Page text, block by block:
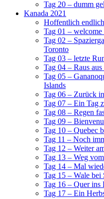
Tag 20 – dumm
Kanada 2021
Hoffentlich
Tag 01 –
Tag 02 –
Toronto
Tag 03 – letzte
Tag 04 – Raus
Tag 05 –
Islands
Tag 06 – Zurück
Tag 07 – Ein Tag
Tag 08 – Regen
Tag 09 –
Tag 10 – Quebec
Tag 11 – Noch
Tag 12 – Weiter
Tag 13 – Weg
Tag 14 – Mal
Tag 15 – Wale bei
Tag 16 – Quer ins
Tag 17 – Ein